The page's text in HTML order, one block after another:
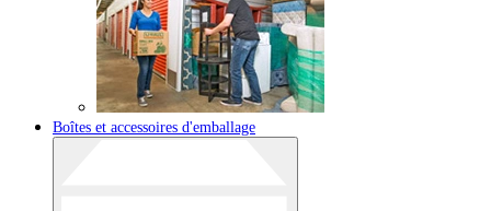
Boîtes et accessoires d'emballage